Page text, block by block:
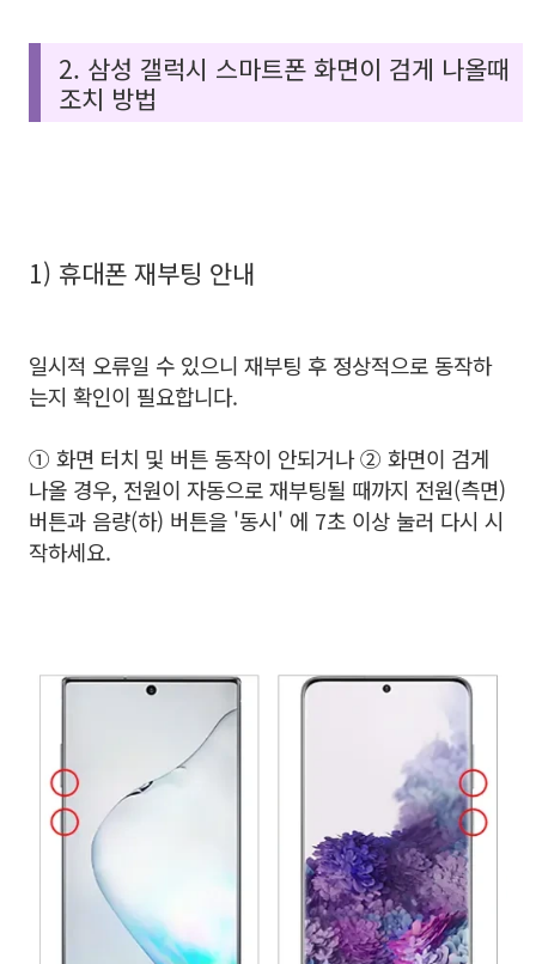
2. 삼성 갤럭시 스마트폰 화면이 검게 나올때
조치 방법
1) 휴대폰 재부팅 안내
일시적 오류일 수 있으니 재부팅 후 정상적으로 동작하
는지 확인이 필요합니다.
① 화면 터치 및 버튼 동작이 안되거나 ② 화면이 검게
나올 경우, 전원이 자동으로 재부팅될 때까지 전원(측면)
버튼과 음량(하) 버튼을 '동시' 에 7초 이상 눌러 다시 시
작하세요.